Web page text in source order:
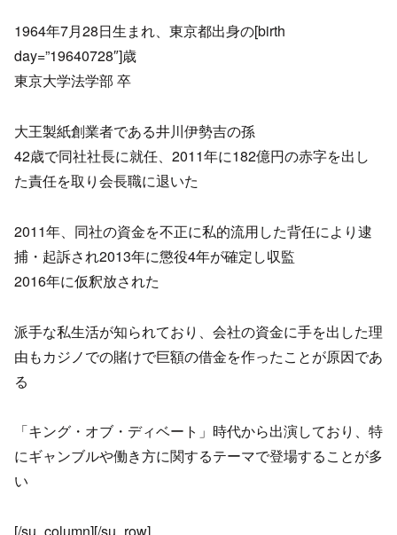
1964年7月28日生まれ、東京都出身の[birth
day=”19640728″]歳
東京大学法学部 卒
大王製紙創業者である井川伊勢吉の孫
42歳で同社社長に就任、2011年に182億円の赤字を出し
た責任を取り会長職に退いた
2011年、同社の資金を不正に私的流用した背任により逮
捕・起訴され2013年に懲役4年が確定し収監
2016年に仮釈放された
派手な私生活が知られており、会社の資金に手を出した理
由もカジノでの賭けで巨額の借金を作ったことが原因であ
る
「キング・オブ・ディベート」時代から出演しており、特
にギャンブルや働き方に関するテーマで登場することが多
い